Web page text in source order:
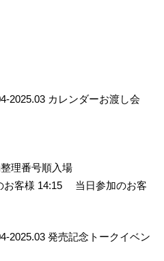
2025.03 カレンダーお渡し会
理番号順入場
客様 14:15 当日参加のお客
2025.03 発売記念トークイベン